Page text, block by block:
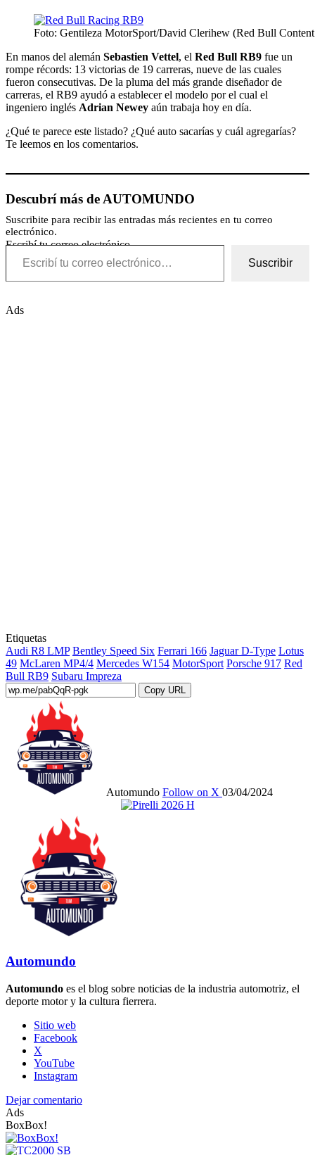
Foto: Gentileza MotorSport/David Clerihew (Red Bull
En manos del alemán Sebastien Vettel, el Red Bull RB9 fue un
rompe récords: 13 victorias de 19 carreras, nueve de las cuales
fueron consecutivas. De la pluma del más grande diseñador de
carreras, el RB9 ayudó a establecer el modelo por el cual el
ingeniero inglés Adrian Newey aún trabaja hoy en día.
¿Qué te parece este listado? ¿Qué auto sacarías y cuál agregarías?
Te leemos en los comentarios.
Descubrí más de AUTOMUNDO
Suscribite para recibir las entradas más recientes en tu correo
electrónico.
Escribí tu correo electrónico…
Suscribir
Ads
Etiquetas
Audi R8 LMP Bentley Speed Six Ferrari 166 Jaguar D-Type Lotus
49 McLaren MP4/4 Mercedes W154 MotorSport Porsche 917 Red
Bull RB9 Subaru Impreza
Copy URL
Automundo Follow on X 03/04/2024
Automundo
Automundo es el blog sobre noticias de la industria automotriz, el
deporte motor y la cultura fierrera.
Sitio web
Facebook
X
YouTube
Instagram
Dejar comentario
Ads
BoxBox!